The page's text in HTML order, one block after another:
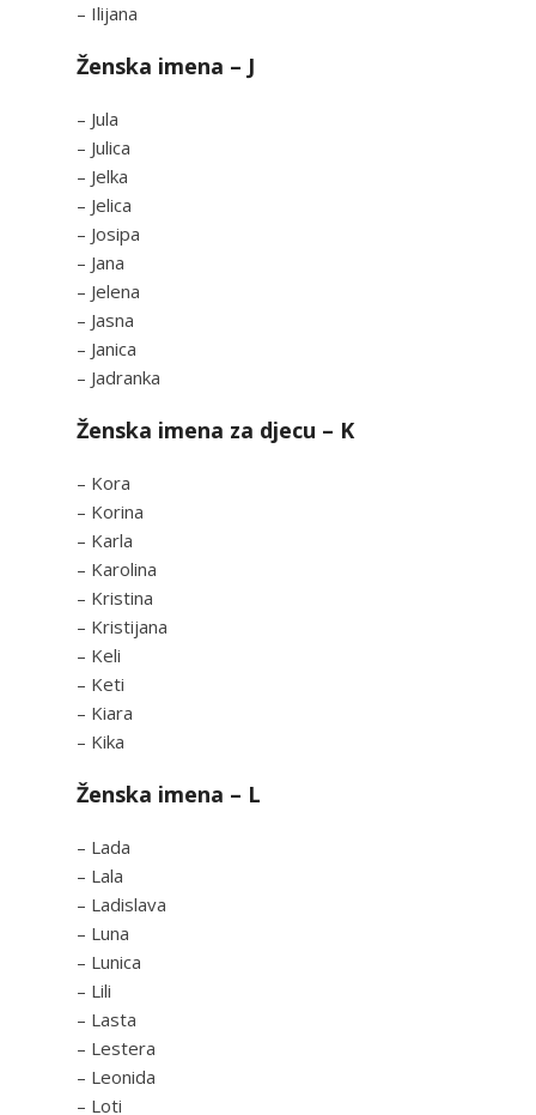
– Ilijana
Ženska imena – J
– Jula
– Julica
– Jelka
– Jelica
– Josipa
– Jana
– Jelena
– Jasna
– Janica
– Jadranka
Ženska imena za djecu – K
– Kora
– Korina
– Karla
– Karolina
– Kristina
– Kristijana
– Keli
– Keti
– Kiara
– Kika
Ženska imena – L
– Lada
– Lala
– Ladislava
– Luna
– Lunica
– Lili
– Lasta
– Lestera
– Leonida
– Loti